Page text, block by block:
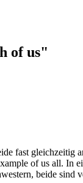
of us"
fast gleichzeitig
of us all. In
beide sind